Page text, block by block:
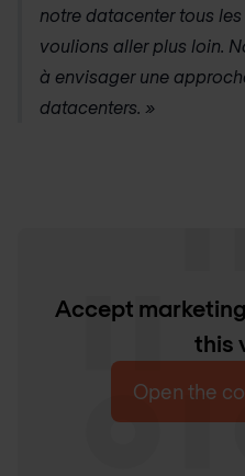
notre datacenter tous
voulions aller plus loin.
à envisager une
datacenters. »
Accept
this
Open the